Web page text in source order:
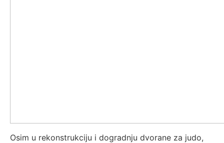
Osim u rekonstrukciju i dogradnju dvorane za judo,